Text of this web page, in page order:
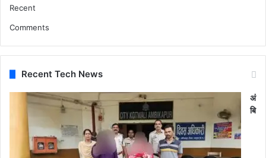
Recent
Comments
Recent Tech News
अं
बि